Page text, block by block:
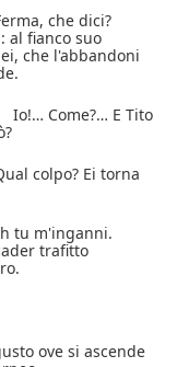
che dici?
al fianco suo
che l'abbandoni
Io!… Come?… E Tito
colpo? Ei torna
tu m'inganni.
trafitto
ove si ascende